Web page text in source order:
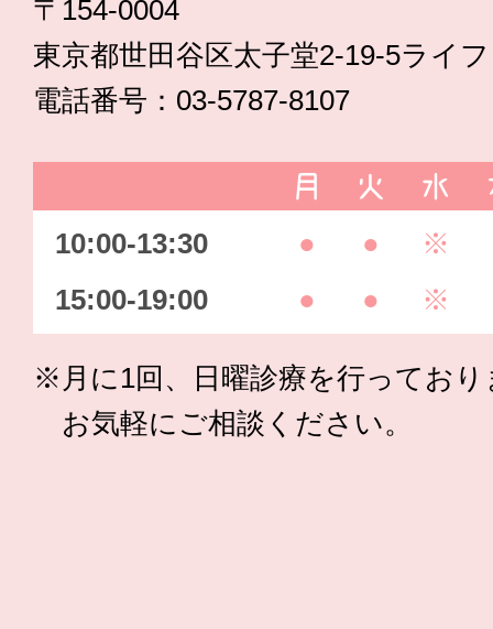
〒154-0004
東京都世田谷区太子堂2-19-5ライ
電話番号：03-5787-8107
月 火 水
10:00-13:30 ● ● ※
15:00-19:00
● ● ※
※月に1回、日曜診療を行っており
お気軽にご相談ください。